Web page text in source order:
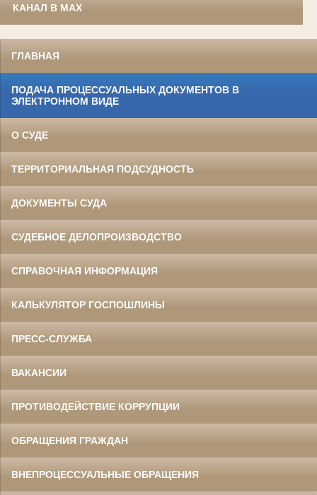
КАНАЛ В MAX
ГЛАВНАЯ
ПОДАЧА ПРОЦЕССУАЛЬНЫХ ДОКУМЕНТОВ В
ЭЛЕКТРОННОМ ВИДЕ
О СУДЕ
ТЕРРИТОРИАЛЬНАЯ ПОДСУДНОСТЬ
ДОКУМЕНТЫ СУДА
СУДЕБНОЕ ДЕЛОПРОИЗВОДСТВО
СПРАВОЧНАЯ ИНФОРМАЦИЯ
КАЛЬКУЛЯТОР ГОСПОШЛИНЫ
ПРЕСС-СЛУЖБА
ВАКАНСИИ
ПРОТИВОДЕЙСТВИЕ КОРРУПЦИИ
ОБРАЩЕНИЯ ГРАЖДАН
ВНЕПРОЦЕССУАЛЬНЫЕ ОБРАЩЕНИЯ